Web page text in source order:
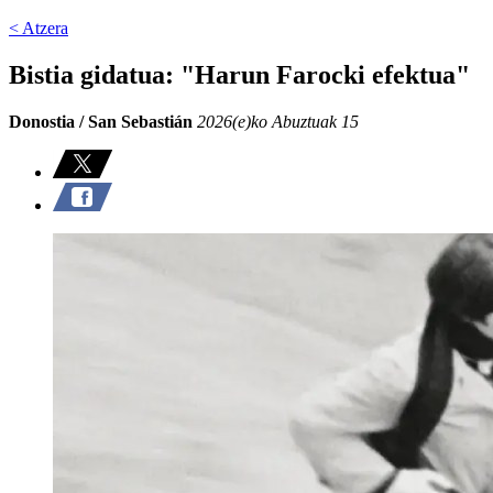
< Atzera
Bistia gidatua: "Harun Farocki efektua"
Donostia / San Sebastián 2026(e)ko Abuztuak 15